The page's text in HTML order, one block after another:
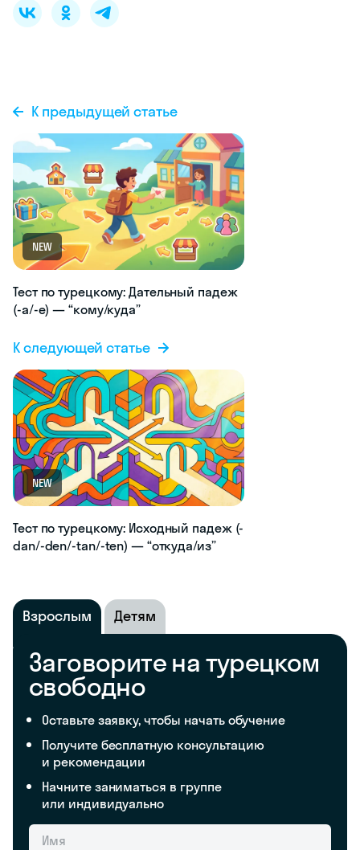
К предыдущей статье
NEW
Тест по турецкому: Дательный падеж
(-a/-e) — “кому/куда”
К следующей статье
NEW
Тест по турецкому: Исходный падеж (-
dan/-den/-tan/-ten) — “откуда/из”
Взрослым Детям
Заговорите на турецком
свободно
Оставьте заявку, чтобы начать обучение
Получите бесплатную консультацию
и рекомендации
Начните заниматься в группе
или индивидуально